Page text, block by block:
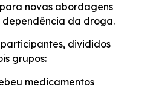
novas abordagens
da droga.
divididos
grupos:
medicamentos